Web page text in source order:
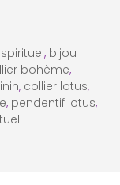
, bijou
bohème,
, collier lotus,
, pendentif lotus,